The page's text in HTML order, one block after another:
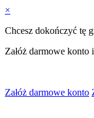
×
Chcesz dokończyć tę
Załóż darmowe konto
Załóż darmowe konto